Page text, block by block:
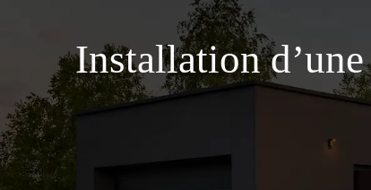
Installation